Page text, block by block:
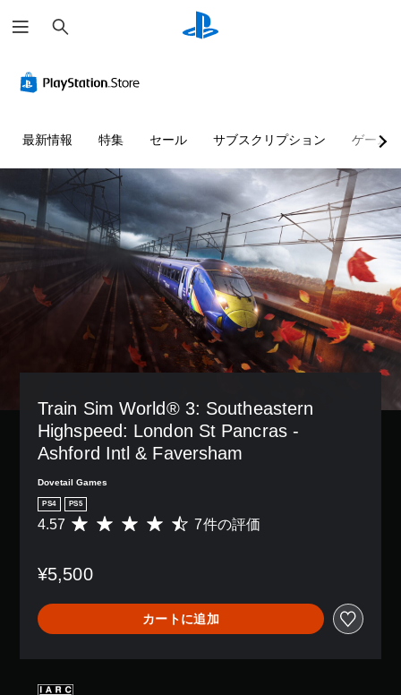
索
最新情報 特集 セール サブスクリプション ゲーム
Train Sim World® 3: Southeastern
Highspeed: London St Pancras -
Ashford Intl & Faversham
Dovetail Games
PS4 PS5
評
は
、
平
均
は
4.57 7件の評価
¥5,500
カートに追加